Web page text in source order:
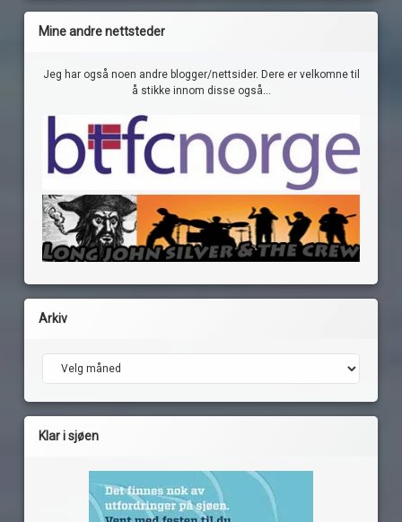
Mine andre nettsteder
Jeg har også noen andre blogger/nettsider. Dere er velkomne til
å stikke innom disse også...
Arkiv
Klar i sjøen